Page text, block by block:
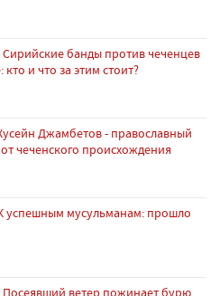
Сирийские банды против чеченцев
кто и что за этим стоит?
Джамбетов - православный
чеченского происхождения
успешным мусульманам: прошло
Посеявший ветер пожинает бурю